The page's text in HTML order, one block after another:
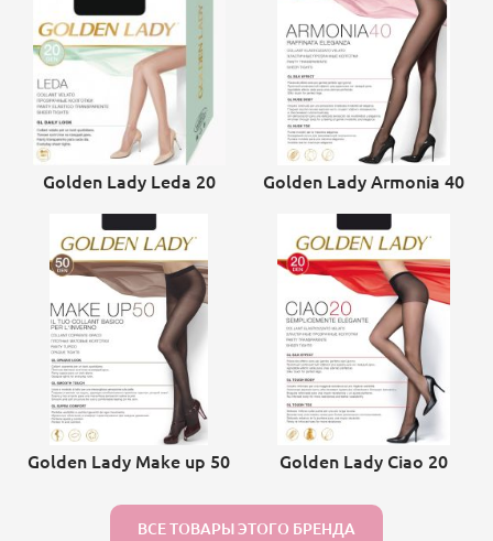
Golden Lady Leda 20 Golden Lady Armonia 40
Golden Lady Make up 50 Golden Lady Ciao 20
ВСЕ ТОВАРЫ ЭТОГО БРЕНДА